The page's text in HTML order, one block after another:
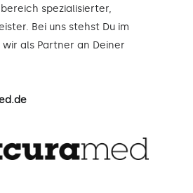
spezialisierter,
Bei uns stehst Du im
als Partner an Deiner